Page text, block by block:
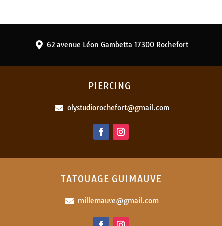
 62 avenue Léon Gambetta 17300 Rochefort
PIERCING
 olystudiorochefort@gmail.com
TATOUAGE GUIMAUVE
 millemauve@gmail.com